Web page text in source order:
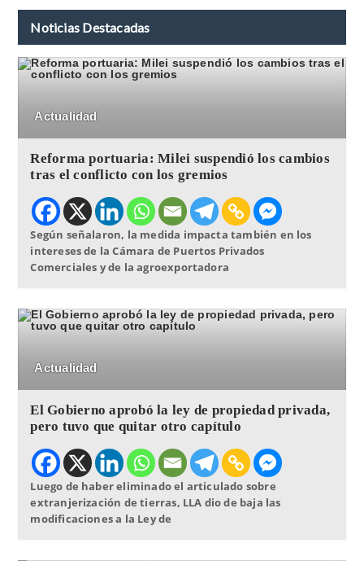
Noticias Destacadas
Actualidad
Reforma portuaria: Milei suspendió los cambios
tras el conflicto con los gremios
Según señalaron, la medida impacta también en los
intereses de la Cámara de Puertos Privados
Comerciales y de la agroexportadora
Actualidad
El Gobierno aprobó la ley de propiedad privada,
pero tuvo que quitar otro capítulo
Luego de haber eliminado el articulado sobre
extranjerización de tierras, LLA dio de baja las
modificaciones a la Ley de